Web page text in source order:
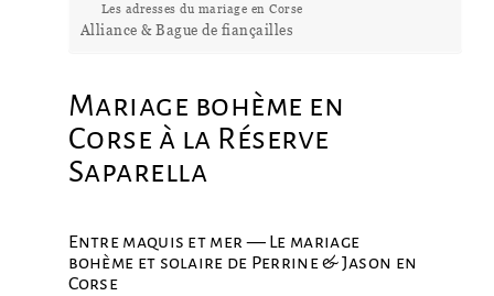
Les adresses du mariage en Corse
Alliance & Bague de fiançailles
Mariage bohème en
Corse à la Réserve
Saparella
Entre maquis et mer — Le mariage
bohème et solaire de Perrine & Jason en
Corse